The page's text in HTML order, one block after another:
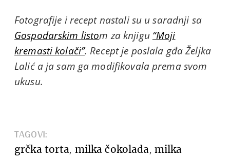
Fotografije i recept nastali su u saradnji sa
Gospodarskim listom za knjigu “Moji
kremasti kolači”. Recept je poslala gđa Željka
Lalić a ja sam ga modifikovala prema svom
ukusu.
TAGOVI:
grčka torta, milka čokolada, milka